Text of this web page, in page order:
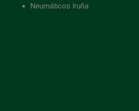
Neumáticos Iruña